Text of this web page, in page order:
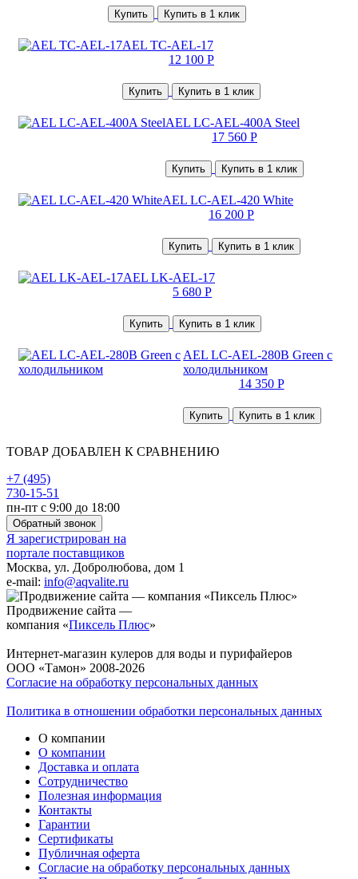
Купить Купить в 1 клик
AEL TC-AEL-17
12 100 Р
Купить Купить в 1 клик
AEL LC-AEL-400A Steel
17 560 Р
Купить Купить в 1 клик
AEL LC-AEL-420 White
16 200 Р
Купить Купить в 1 клик
AEL LK-AEL-17
5 680 Р
Купить Купить в 1 клик
AEL LC-AEL-280B Green с
холодильником
14 350 Р
Купить Купить в 1 клик
ТОВАР ДОБАВЛЕН К СРАВНЕНИЮ
+7 (495)
730-15-51
пн-пт с 9:00 до 18:00
Обратный звонок
Я зарегистрирован на
портале поставщиков
Москва, ул. Добролюбова, дом 1
e-mail: info@aqvalite.ru
Продвижение сайта —
компания «Пиксель Плюс»
Интернет-магазин кулеров для воды и пурифайеров
ООО «Тамон» 2008-2026
Согласие на обработку персональных данных
Политика в отношении обработки персональных данных
О компании
О компании
Доставка и оплата
Сотрудничество
Полезная информация
Контакты
Гарантии
Сертификаты
Публичная оферта
Согласие на обработку персональных данных